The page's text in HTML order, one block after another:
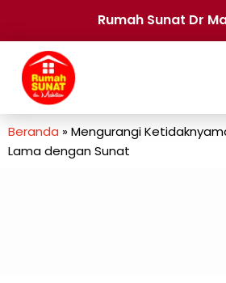
Rumah Sunat Dr
Beranda »Mengurangi
Lama dengan Sunat